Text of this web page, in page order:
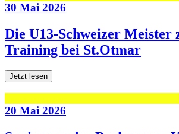
30 Mai 2026
Die U13-Schweizer Meister
Training bei St.Otmar
Jetzt lesen
20 Mai 2026